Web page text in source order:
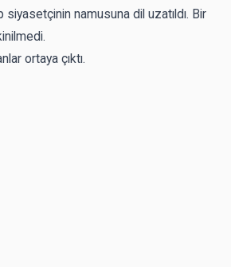
namusuna dil uzatıldı. Bir
ortaya çıktı.